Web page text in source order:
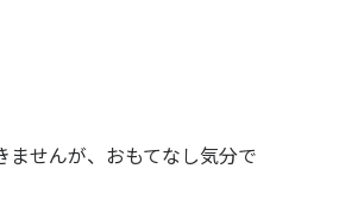
ませんが、おもてなし気分で